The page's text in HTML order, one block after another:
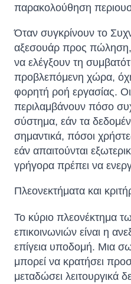
παρακολούθηση
Όταν συγκρίνουν το
αξεσουάρ προς πώληση,
να ελέγξουν τη
προβλεπόμενη χώρα,
φορητή ροή εργασίας.
περιλαμβάνουν πόσο
σύστημα, εάν τα
σημαντικά, πόσοι
εάν απαιτούνται
γρήγορα πρέπει να
Πλεονεκτήματα και
Το κύριο πλεονέκτημα
επικοινωνιών είναι η
επίγεια υποδομή. Μια
μπορεί να κρατήσει
μεταδώσει λειτουργικά